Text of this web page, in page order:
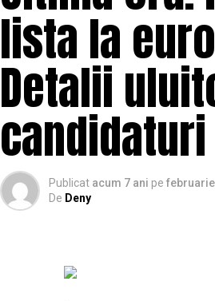
lista la
Detalii
candidaturi
Publicat acum 7 ani pe
De Deny